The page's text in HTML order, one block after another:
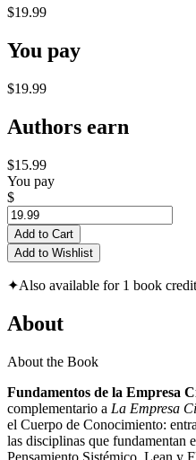
$19.99
You pay
$19.99
Authors earn
$15.99
You pay
$
Add to Cart
Add to Wishlist
✦Also available for 1 book
About
About the Book
Fundamentos de la Empresa
complementario a La Empresa
el Cuerpo de Conocimiento:
las disciplinas que fundamentan
Pensamiento Sistémico, Lean y